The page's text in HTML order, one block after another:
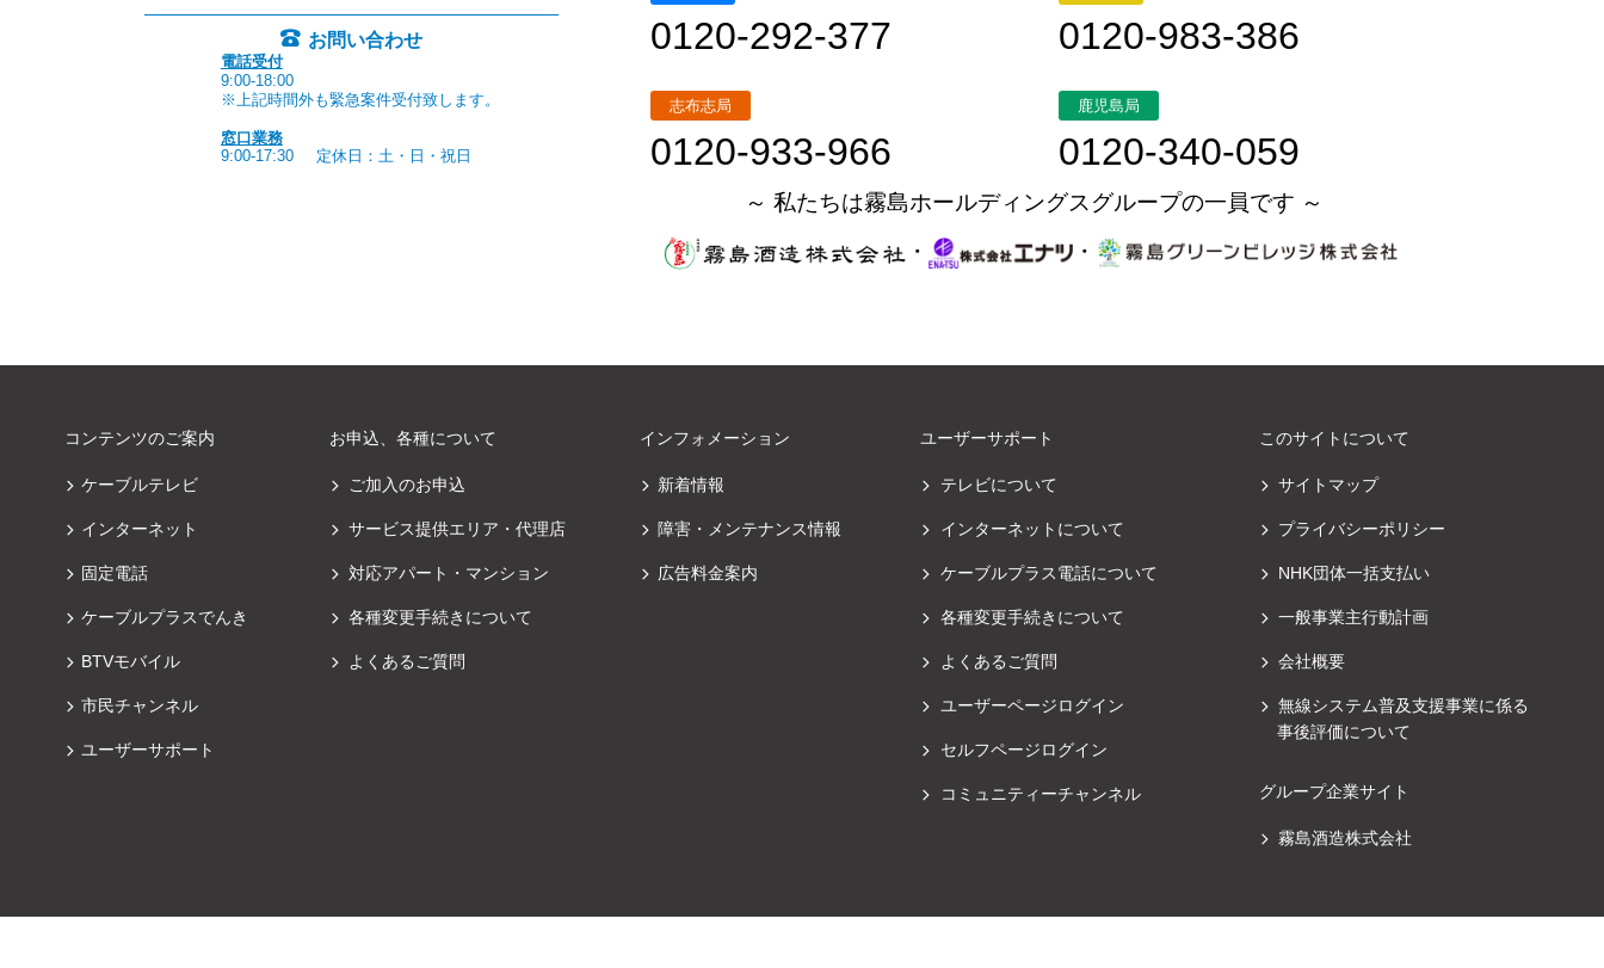
お問い合わせ
電話受付
9:00-18:00
※上記時間外も緊急案件受付致します。
窓口業務
9:00-17:30
定休日：土・日・祝日
0120-292-377 0120-983-386
志布志局
0120-933-966
鹿児島局
0120-340-059
～ 私たちは霧島ホールディングスグループの一員です ～
・
・
コンテンツのご案内
ケーブルテレビ
インターネット
固定電話
ケーブルプラスでんき
BTVモバイル
市民チャンネル
ユーザーサポート
お申込、各種について
ご加入のお申込
サービス提供エリア・代理店
対応アパート・マンション
各種変更手続きについて
よくあるご質問
インフォメーション
新着情報
障害・メンテナンス情報
広告料金案内
ユーザーサポート
テレビについて
インターネットについて
ケーブルプラス電話について
各種変更手続きについて
よくあるご質問
ユーザーページログイン
セルフページログイン
コミュニティーチャンネル
このサイトについて
サイトマップ
プライバシーポリシー
NHK団体一括支払い
一般事業主行動計画
会社概要
無線システム普及支援事業に係る
事後評価について
グループ企業サイト
霧島酒造株式会社